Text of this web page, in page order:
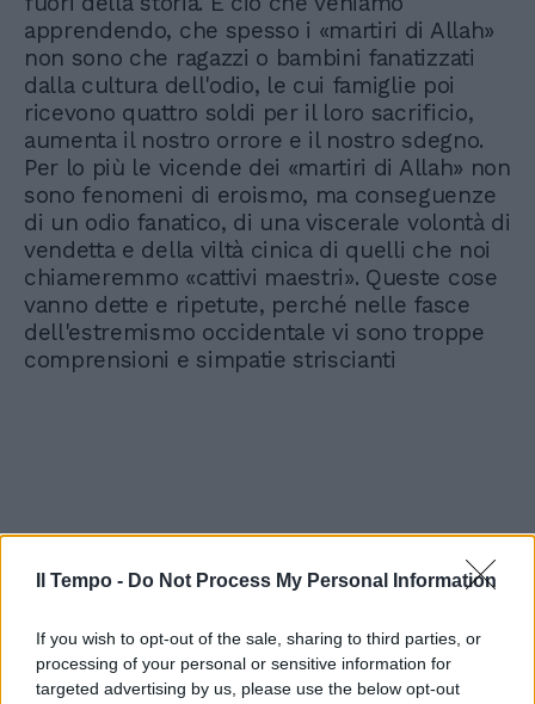
Il Tempo - Do Not Process My Personal Information
If you wish to opt-out of the sale, sharing to third parties, or
processing of your personal or sensitive information for
targeted advertising by us, please use the below opt-out
apprendendo, che spesso i «martiri di Allah»
non sono che ragazzi o bambini fanatizzati
dalla cultura dell'odio, le cui famiglie poi
ricevono quattro soldi per il loro sacrificio,
aumenta il nostro orrore e il nostro sdegno.
Per lo più le vicende dei «martiri di Allah» non
sono fenomeni di eroismo, ma conseguenze
di un odio fanatico, di una viscerale volontà di
vendetta e della viltà cinica di quelli che noi
chiameremmo «cattivi maestri». Queste cose
vanno dette e ripetute, perché nelle fasce
dell'estremismo occidentale vi sono troppe
comprensioni e simpatie striscianti